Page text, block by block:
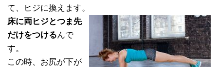
て、ヒジに換えます。
床に両ヒジとつま先
だけをつけるんで
す。
この時、お尻が下が